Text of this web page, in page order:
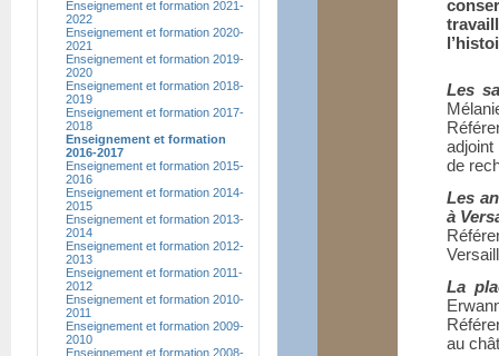
Les
adjoint
de
Les
à
La
au
Enseignement et formation 2021-
2022
Enseignement et formation 2020-
2021
Enseignement et formation 2019-
2020
Enseignement et formation 2018-
2019
Enseignement et formation 2017-
2018
Enseignement et formation
2016-2017
Enseignement et formation 2015-
2016
Enseignement et formation 2014-
2015
Enseignement et formation 2013-
2014
Enseignement et formation 2012-
2013
Enseignement et formation 2011-
2012
Enseignement et formation 2010-
2011
Enseignement et formation 2009-
2010
Enseignement et formation 2008-